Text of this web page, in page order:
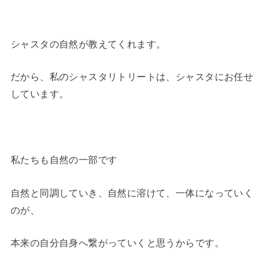
シャスタの自然が教えてくれます。
だから、私のシャスタリトリートは、シャスタにお任せ
しています。
私たちも自然の一部です
自然と同調していき、自然に溶けて、一体になっていく
のが、
本来の自分自身へ繋がっていくと思うからです。